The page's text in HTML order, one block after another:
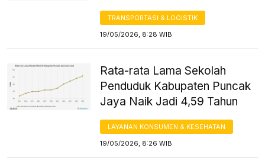
TRANSPORTASI & LOGISTIK
19/05/2026, 8:28 WIB
Rata-rata Lama Sekolah
Penduduk Kabupaten Puncak
Jaya Naik Jadi 4,59 Tahun
LAYANAN KONSUMEN & KESEHATAN
19/05/2026, 8:26 WIB